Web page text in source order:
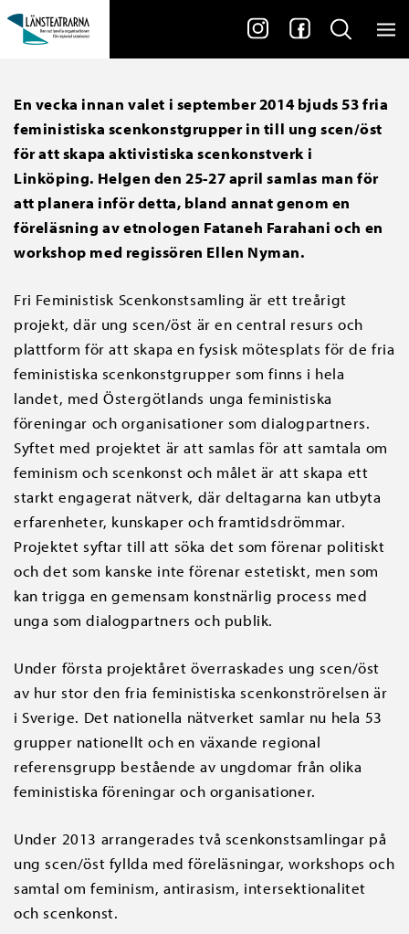
En vecka innan valet i september 2014 bjuds 53 fria
feministiska scenkonstgrupper in till ung scen/öst
för att skapa aktivistiska scenkonstverk i
Linköping. Helgen den 25-27 april samlas man för
att planera inför detta, bland annat genom en
föreläsning av etnologen Fataneh Farahani och en
workshop med regissören Ellen Nyman.
Fri Feministisk Scenkonstsamling är ett treårigt
projekt, där ung scen/öst är en central resurs och
plattform för att skapa en fysisk mötesplats för de fria
feministiska scenkonstgrupper som finns i hela
landet, med Östergötlands unga feministiska
föreningar och organisationer som dialogpartners.
Syftet med projektet är att samlas för att samtala om
feminism och scenkonst och målet är att skapa ett
starkt engagerat nätverk, där deltagarna kan utbyta
erfarenheter, kunskaper och framtidsdrömmar.
Projektet syftar till att söka det som förenar politiskt
och det som kanske inte förenar estetiskt, men som
kan trigga en gemensam konstnärlig process med
unga som dialogpartners och publik.
Under första projektåret överraskades ung scen/öst
av hur stor den fria feministiska scenkonströrelsen är
i Sverige. Det nationella nätverket samlar nu hela 53
grupper nationellt och en växande regional
referensgrupp bestående av ungdomar från olika
feministiska föreningar och organisationer.
Under 2013 arrangerades två scenkonstsamlingar på
ung scen/öst fyllda med föreläsningar, workshops och
samtal om feminism, antirasism, intersektionalitet
och scenkonst.